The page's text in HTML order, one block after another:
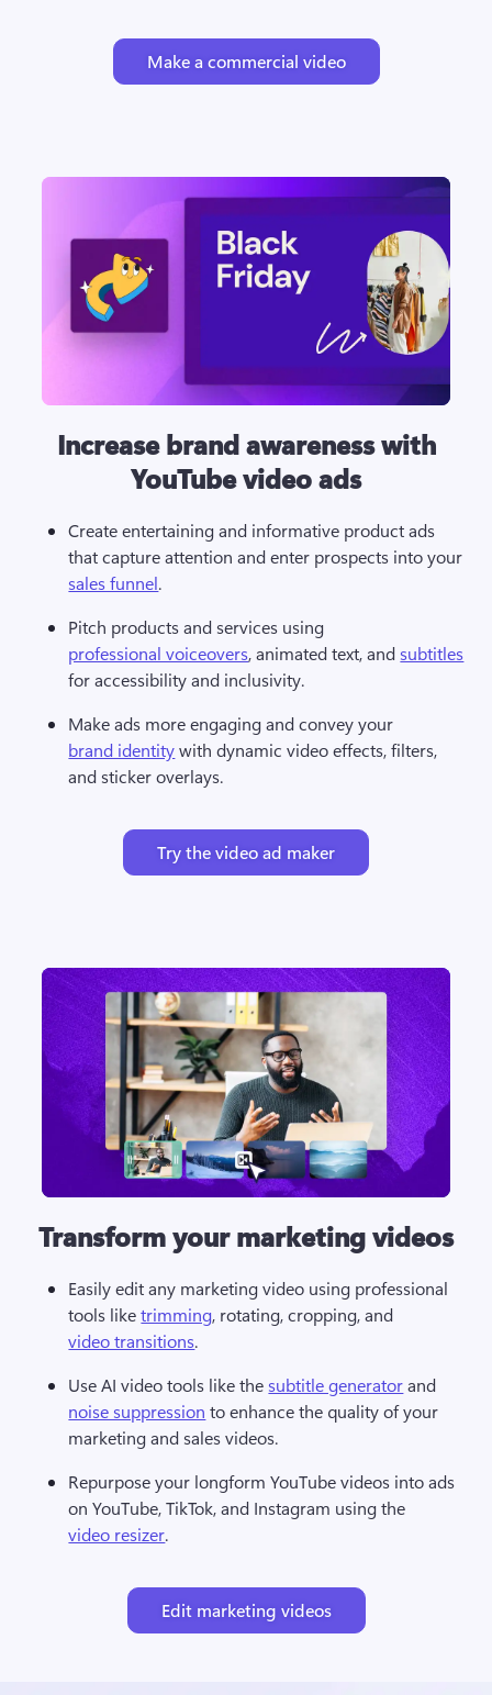
Make a commercial video
Increase brand awareness with
YouTube video ads
Create entertaining and informative product ads
that capture attention and enter prospects into your
sales funnel.
Pitch products and services using
professional voiceovers, animated text, and subtitles
for accessibility and inclusivity.
Make ads more engaging and convey your
brand identity with dynamic video effects, filters,
and sticker overlays.
Try the video ad maker
Transform your marketing videos
Easily edit any marketing video using professional
tools like trimming, rotating, cropping, and
video transitions.
Use AI video tools like the subtitle generator and
noise suppression to enhance the quality of your
marketing and sales videos.
Repurpose your longform YouTube videos into ads
on YouTube, TikTok, and Instagram using the
video resizer.
Edit marketing videos